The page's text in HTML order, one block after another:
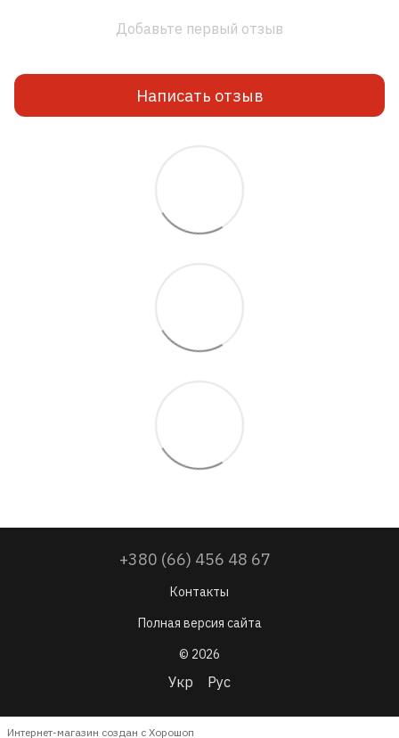
Добавьте первый отзыв
Написать отзыв
+380 (66) 456 48 67
Контакты
Полная версия сайта
© 2026
Укр Рус
Интернет-магазин создан с Хорошоп